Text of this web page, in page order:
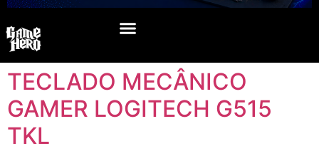
TECLADO MECÂNICO
GAMER LOGITECH G515
TKL